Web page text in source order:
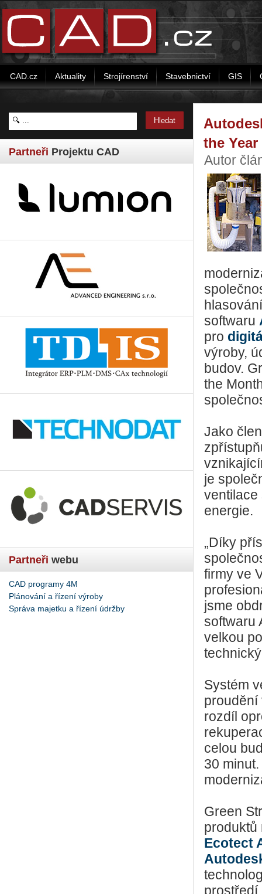
CAD.cz Aktuality Strojírenství Stavebnictví GIS
Partneři Projektu CAD
Partneři webu
CAD programy 4M
Plánování a řízení výroby
Správa majetku a řízení údržby
the Year
Autor
softwaru
pro
výroby,
budov.
the
Jako
je
ventilace
energie.
„Díky
firmy ve
jsme
softwaru
velkou
Systém
proudění
rozdíl
celou
30
Green
produktů
Ecotect
prostředí